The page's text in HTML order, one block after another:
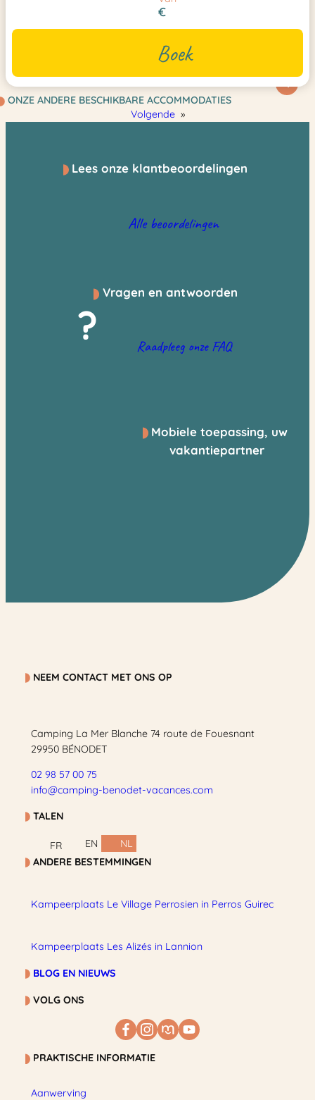
€
Boek
ONZE ANDERE BESCHIKBARE ACCOMMODATIES
Volgende »
Mobiele toepassing, uw
vakantiepartner
?
Vragen en antwoorden
Raadpleeg onze FAQ
Lees onze klantbeoordelingen
Alle beoordelingen
NEEM CONTACT MET ONS OP
Camping La Mer Blanche 74 route de Fouesnant
29950 BÉNODET
02 98 57 00 75
info@camping-benodet-vacances.com
TALEN
FR EN
NL
ANDERE BESTEMMINGEN
Kampeerplaats Le Village Perrosien in Perros Guirec
Kampeerplaats Les Alizés in Lannion
BLOG EN NIEUWS
VOLG ONS
PRAKTISCHE INFORMATIE
Aanwerving